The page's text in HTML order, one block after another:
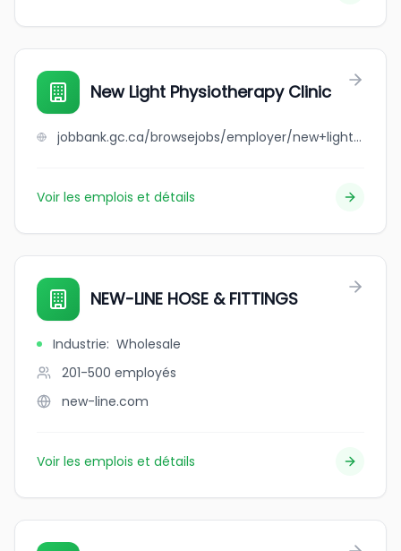
New Light Physiotherapy Clinic
jobbank.gc.ca/browsejobs/employer/new+light+physiotherapy+clinic/ca
Voir les emplois et détails
NEW-LINE HOSE & FITTINGS
Industrie: Wholesale
201-500 employés
new-line.com
Voir les emplois et détails